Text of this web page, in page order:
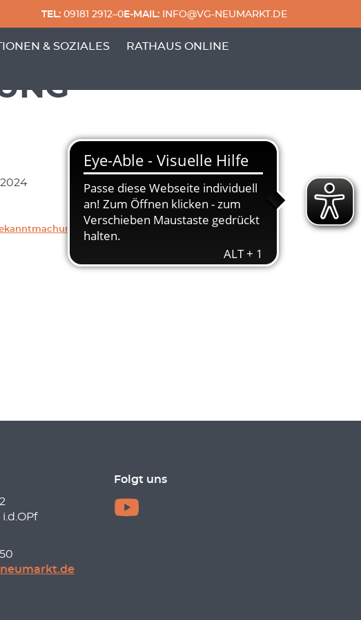
TEL:09181 2912–0E-MAIL:INFO@VG-NEUMARKT.DE
& SOZIALES RATHAUS ONLINE
Herunterladen
Folgt uns